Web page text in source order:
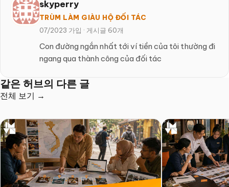
skyperry
TRÙM LÀM GIÀU HỘ ĐỐI TÁC
07/2023 가입 · 게시글 60개
Con đường ngắn nhất tới ví tiền của tôi thường đi
ngang qua thành công của đối tác
같은 허브의 다른 글
전체 보기 →